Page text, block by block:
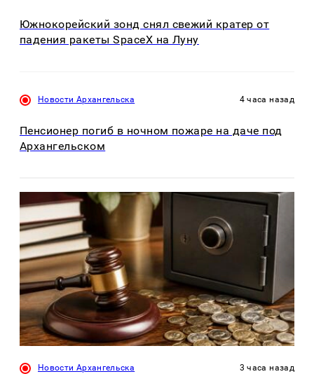
Южнокорейский зонд снял свежий кратер от
падения ракеты SpaceX на Луну
Новости Архангельска 4 часа назад
Пенсионер погиб в ночном пожаре на даче под
Архангельском
Новости Архангельска 3 часа назад